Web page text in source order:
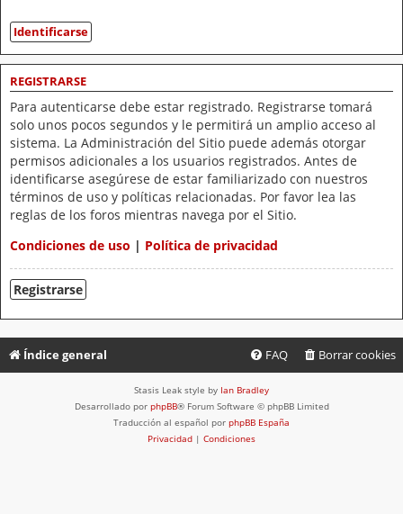
REGISTRARSE
Para autenticarse debe estar registrado. Registrarse tomará
solo unos pocos segundos y le permitirá un amplio acceso al
sistema. La Administración del Sitio puede además otorgar
permisos adicionales a los usuarios registrados. Antes de
identificarse asegúrese de estar familiarizado con nuestros
términos de uso y políticas relacionadas. Por favor lea las
reglas de los foros mientras navega por el Sitio.
Condiciones de uso | Política de privacidad
Registrarse
Índice general Borrar cookies
FAQ
Stasis Leak style by Ian Bradley
Desarrollado por phpBB® Forum Software © phpBB Limited
Traducción al español por phpBB España
Privacidad | Condiciones